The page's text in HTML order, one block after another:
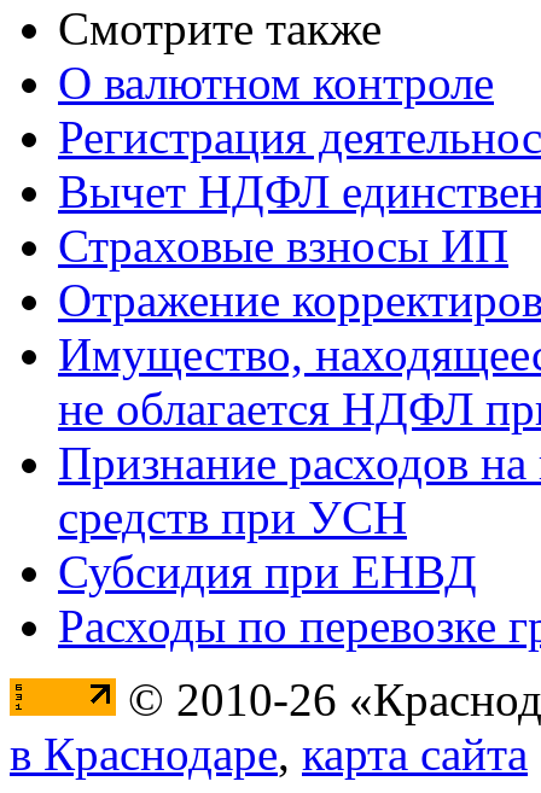
Смотрите также
О валютном контроле
Регистрация
Вычет НДФЛ
Страховые взносы ИП
Отражение
Имущество,
не облагается НДФЛ
Признание расходов
средств при УСН
Субсидия при ЕНВД
Расходы по перевозке
© 2010-26
в Краснодаре, карта сайта